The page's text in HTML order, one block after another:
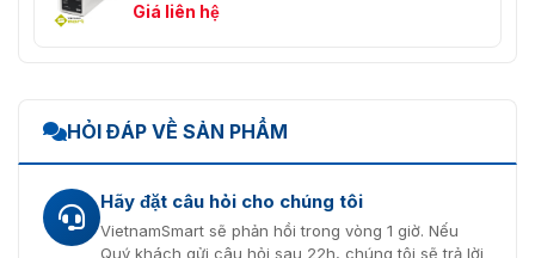
Giá liên hệ
HỎI ĐÁP VỀ SẢN PHẨM
Hãy đặt câu hỏi cho chúng tôi
VietnamSmart sẽ phản hồi trong vòng 1 giờ. Nếu
Quý khách gửi câu hỏi sau 22h, chúng tôi sẽ trả lời